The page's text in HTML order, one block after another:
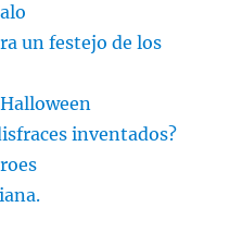
un festejo de los
inventados?